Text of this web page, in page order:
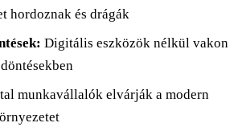
hordoznak és drágák
Digitális eszközök nélkül vakon
munkavállalók elvárják a modern